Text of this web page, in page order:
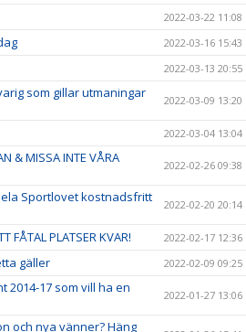
2022-03-22 11:08
2022-03-16 15:43
2022-03-13 20:55
som gillar utmaningar
2022-03-09 13:20
2022-03-04 13:04
& MISSA INTE VÅRA
2022-02-26 09:38
Sportlovet kostnadsfritt
2022-02-20 20:14
FÅTAL PLATSER KVAR! 2022-02-17 12:36
gäller 2022-02-09 09:25
2014-17 som vill ha en
2022-01-27 13:06
och nya vänner? Häng